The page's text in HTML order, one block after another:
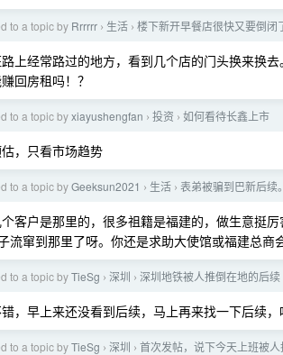
to a topic by Rrrrrr › 生活 › 楼下新开早餐店很快又要倒闭
上经常路过的地方，看到几个店的门头换来换
回房租吗！？
to a topic byxiayushengfan › 投资 › 如何看待长鑫上市
，只看市场趋势
to a topic byGeeksun2021 › 生活 › 表弟被骗到巴新后续
客户是那里的，很多祖籍是福建的，做生意挺
流窜到那里了呀。你还是求助大使馆或福建总商
to a topic byTieSg › 深圳 › 深圳地铁被人推倒在地的后续
，早上来还没看到后续，马上再来找一下后续，
to a topic byTieSg › 深圳 › 首次发帖，说下今天上班被